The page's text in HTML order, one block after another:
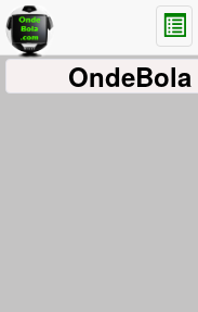
OndeBola